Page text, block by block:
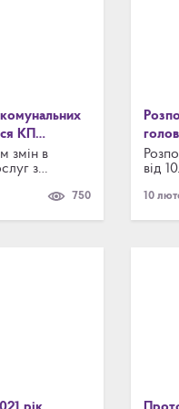
КП
змін в
з
750
від
10